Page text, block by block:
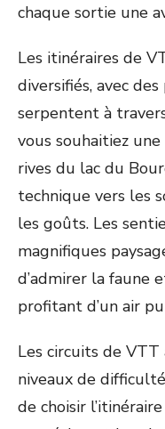
chaque sortie une
Les itinéraires de
diversifiés, avec
serpentent à
vous souhaitiez
rives du lac du
technique vers les
les goûts. Les
magnifiques
d’admirer la faune
profitant d’un air
Les circuits de VTT
niveaux de
de choisir